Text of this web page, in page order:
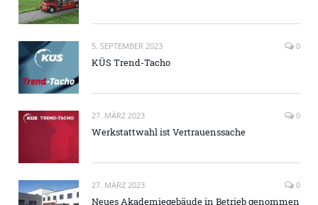
5. SEPTEMBER 2023 0
KÜS Trend-Tacho
27. MÄRZ 2023 0
Werkstattwahl ist Vertrauenssache
27. MÄRZ 2023 0
Neues Akademiegebäude in Betrieb genommen